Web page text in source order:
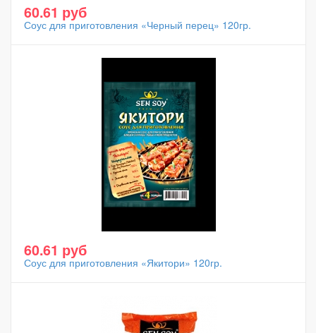
60.61 руб
Соус для приготовления «Черный перец» 120гр.
60.61 руб
Соус для приготовления «Якитори» 120гр.